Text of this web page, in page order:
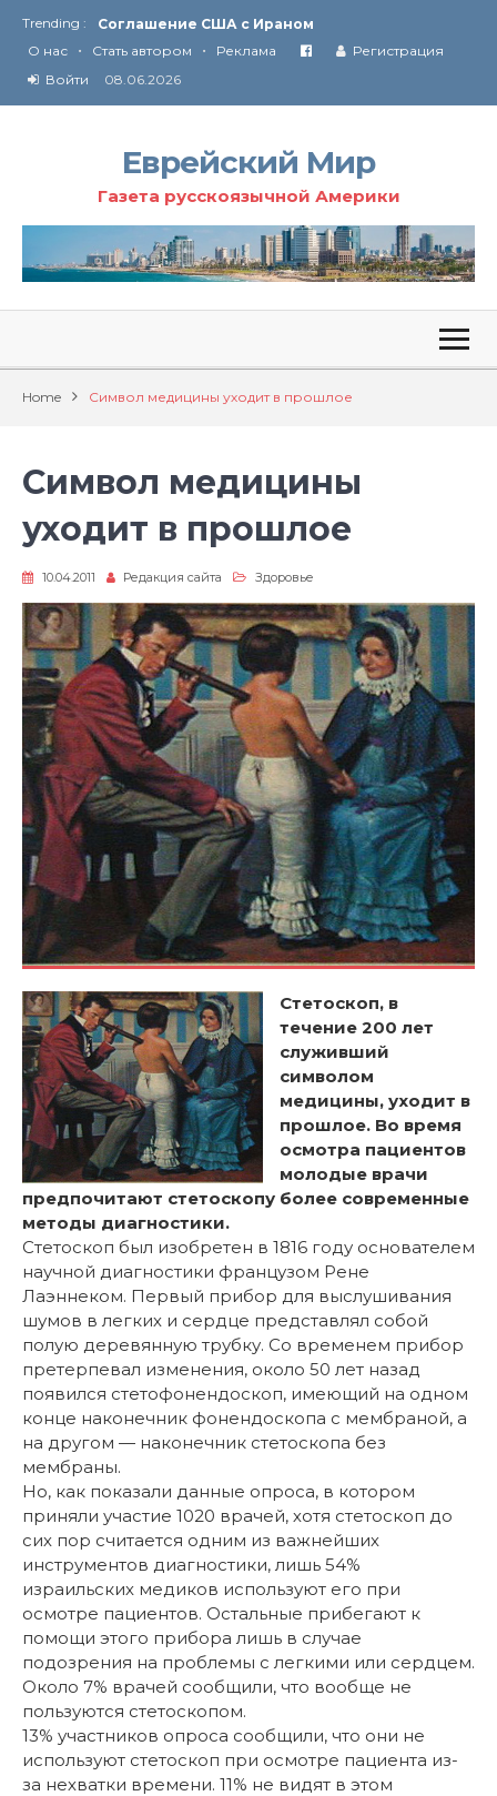
Trending :
Технология Революции в Иране
От Ирана до Ливана и Газы
О нас • Стать автором • Реклама
Регистрация
Войти
08.06.2026
Еврейский Мир
Газета русскоязычной Америки
Home Символ медицины уходит в прошлое
Символ медицины
уходит в прошлое
10.04.2011 Редакция сайта Здоровье
Стетоскоп, в
течение 200 лет
служивший
символом
медицины, уходит в
прошлое. Во время
осмотра пациентов
молодые врачи
предпочитают стетоскопу более современные
методы диагностики.
Стетоскоп был изобретен в 1816 году основателем
научной диагностики французом Рене
Лаэннеком. Первый прибор для выслушивания
шу­мов в легких и сердце представлял собой
полую деревянную трубку. Со временем прибор
претерпевал изменения, около 50 лет назад
появился стетофонендоскоп, имеющий на одном
конце наконечник фонендоскопа с мембраной, а
на другом — наконечник стетоскопа без
мембраны.
Но, как показали данные опроса, в котором
приняли участие 1020 врачей, хотя стетоскоп до
сих пор считается одним из важнейших
инструментов диагностики, лишь 54%
израильских медиков используют его при
осмотре пациентов. Остальные прибегают к
помощи этого прибора лишь в случае
подозрения на проблемы с легкими или сердцем.
Около 7% врачей сообщили, что вообще не
пользуются стетоскопом.
13% участников опроса сообщили, что они не
используют стетоскоп при осмотре пациента из-
за нехватки времени. 11% не видят в этом